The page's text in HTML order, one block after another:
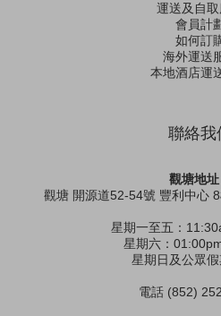
運送及自
會員計
如何訂
海外運送
本地酒店運
聯絡我
觀塘地址
觀塘 開源道52-54號 豐利中心
星期一至五：
星期六：
星期日及公眾
電話 (852)